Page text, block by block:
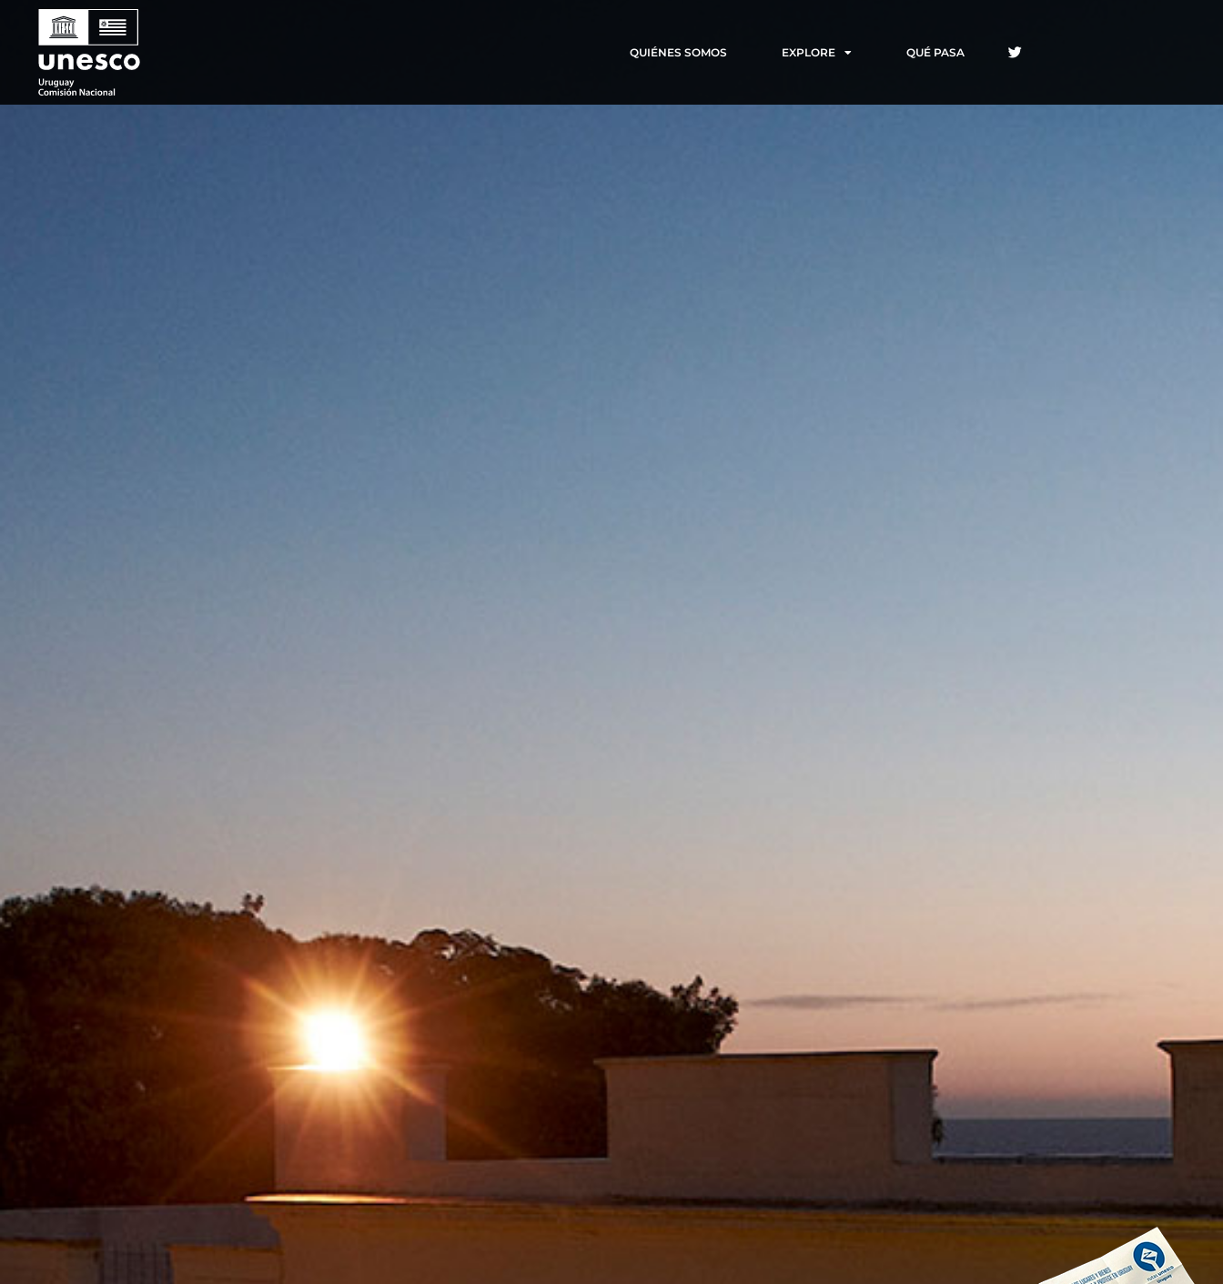
QUIÉNES SOMOS EXPLORE QUÉ PASA